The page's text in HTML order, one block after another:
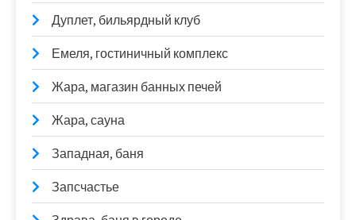
Дуплет, бильярдный клуб
Емеля, гостиничный комплекс
Жара, магазин банных печей
Жара, сауна
Западная, баня
Запсчастье